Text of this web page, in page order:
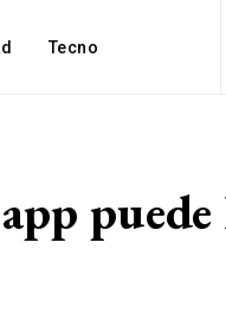
Tecno